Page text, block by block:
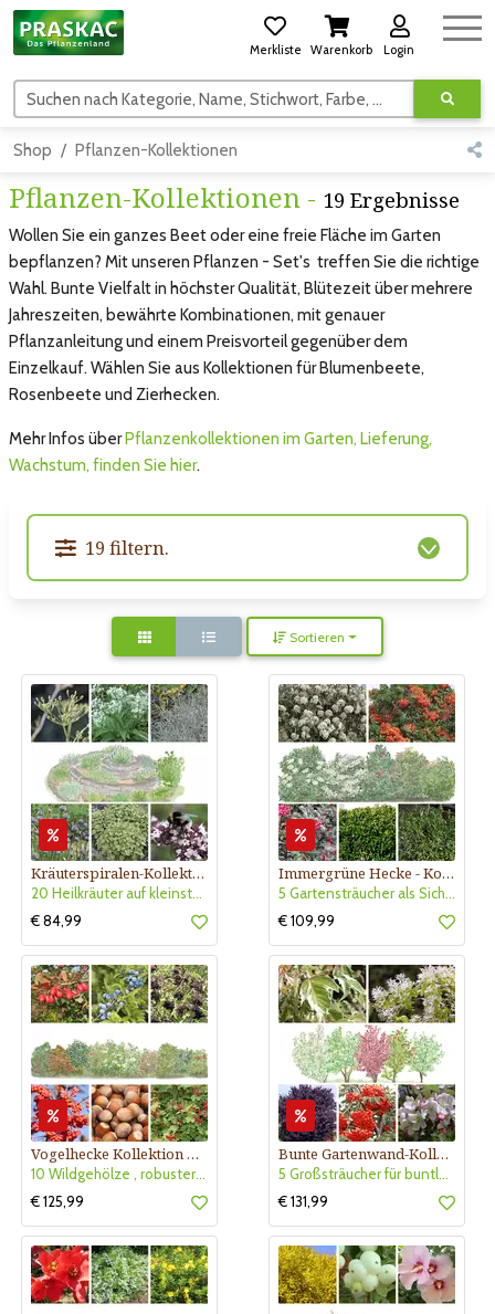
Merkliste Warenkorb Login
Suchen nach Kategorie, Name, Stichwort, Farbe, usw.
Shop Pflanzen-Kollektionen
Pflanzen-Kollektionen - 19 Ergebnisse
Wollen Sie ein ganzes Beet oder eine freie Fläche im Garten
bepflanzen? Mit unseren Pflanzen - Set's treffen Sie die richtige
Wahl. Bunte Vielfalt in höchster Qualität, Blütezeit über mehrere
Jahreszeiten, bewährte Kombinationen, mit genauer
Pflanzanleitung und einem Preisvorteil gegenüber dem
Einzelkauf. Wählen Sie aus Kollektionen für Blumenbeete,
Rosenbeete und Zierhecken.
Mehr Infos über Pflanzenkollektionen im Garten, Lieferung,
Wachstum, finden Sie hier.
19 filtern.
Sortieren
Kräuterspiralen-Kollektion Nr. 540
20 Heilkräuter auf kleinsten Raum für 2-3 m Durchmesser
€ 84,99
Immergrüne Hecke - Kollektion Nr. 415
5 Gartensträucher als Sichtschutz - sonnig und halbschattig
€ 109,99
Vogelhecke Kollektion Nr. 410
10 Wildgehölze , robuster Sichtschutz, sonnig - halbschattig, Nährgehölz
€ 125,99
Bunte Gartenwand-Kollektion Nr. 403
5 Großsträucher für buntlaubige Gartenwand, sonnig- halbschattig
€ 131,99